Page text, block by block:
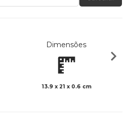
Dimensões
13.9 x 21 x 0.6 cm